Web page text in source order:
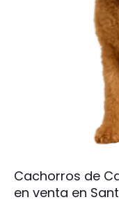
Cachorros de
en venta en